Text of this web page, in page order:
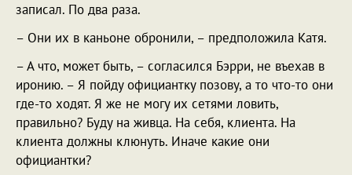
записал. По два раза.
– Они их в каньоне обронили, – предположила Катя.
– А что, может быть, – согласился Бэрри, не въехав в
иронию. – Я пойду официантку позову, а то что-то они
где-то ходят. Я же не могу их сетями ловить,
правильно? Буду на живца. На себя, клиента. На
клиента должны клюнуть. Иначе какие они
официантки?